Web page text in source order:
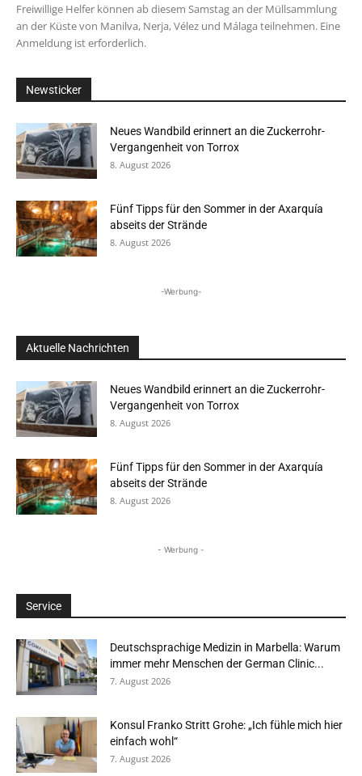
Freiwillige Helfer können ab diesem Samstag an der Müllsammlung
an der Küste von Manilva, Nerja, Vélez und Málaga teilnehmen. Eine
Anmeldung ist erforderlich.
Newsticker
Neues Wandbild erinnert an die Zuckerrohr-
Vergangenheit von Torrox
8. August 2026
Fünf Tipps für den Sommer in der Axarquía
abseits der Strände
8. August 2026
-Werbung-
Aktuelle Nachrichten
Neues Wandbild erinnert an die Zuckerrohr-
Vergangenheit von Torrox
8. August 2026
Fünf Tipps für den Sommer in der Axarquía
abseits der Strände
8. August 2026
- Werbung -
Service
Deutschsprachige Medizin in Marbella: Warum
immer mehr Menschen der German Clinic...
7. August 2026
Konsul Franko Stritt Grohe: „Ich fühle mich hier
einfach wohl“
7. August 2026